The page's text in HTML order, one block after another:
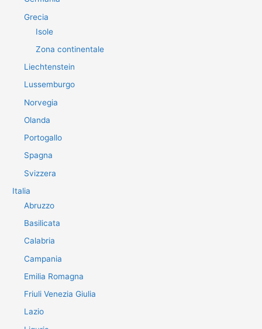
Grecia
Isole
Zona continentale
Liechtenstein
Lussemburgo
Norvegia
Olanda
Portogallo
Spagna
Svizzera
Italia
Abruzzo
Basilicata
Calabria
Campania
Emilia Romagna
Friuli Venezia Giulia
Lazio